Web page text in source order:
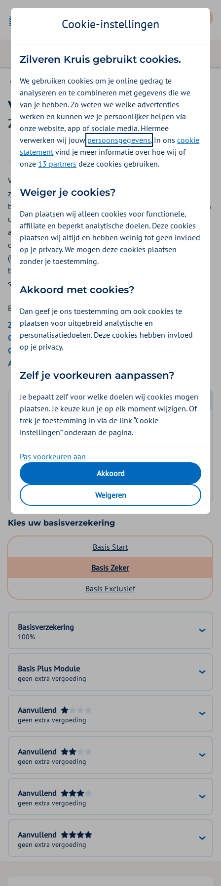
Vergoedingen
Vruchtbaarheid: OI, KI, KID, IUI
Zilveren Kruis vergoeding 2026
2025 2026
Vruchtbaarheidsbehandelingen zijn technieken om sneller
zwanger te worden. Er zijn verschillende soorten
behandelingen. Bij ovulatie-inductie (OI) wekken medicijnen
uw eisprong op. Bij kunstmatige inseminatie (KI) brengt de
arts sperma van de partner in de baarmoedermond. Dit kan
ook met donorsperma (KID). Bij intra-uteriene inseminatie
(IUI) brengt de arts de beste zaadcellen diep in de
baarmoeder. Bij Zilveren Kruis krijgt u een vergoeding als er
sprake is van een medisch vruchtbaarheidsprobleem.
Bekijk de vergoedingen van:
ZieZo
Gemeenten Optimaal
Gemeente Amsterdam
Aon Vitaal
Log in met DigiD
Log in en bekijk welke vergoeding en voorwaarden
voor u gelden.
Geen DigiD?Vraag aan
Kies uw basisverzekering
Basis Start
Basis Zeker
Basis Exclusief
Basisverzekering
100%
Basis Plus Module
geen extra vergoeding
Aanvullend
geen extra vergoeding
Aanvullend
geen extra vergoeding
Aanvullend
geen extra vergoeding
Aanvullend
geen extra vergoeding
Cookie-instellingen
Zilveren Kruis gebruikt cookies.
We gebruiken cookies om je online gedrag te
analyseren en te combineren met gegevens die we
van je hebben. Zo weten we welke advertenties
werken en kunnen we je persoonlijker helpen via
onze website, app of sociale media. Hiermee
verwerken wij jouw persoonsgegevens. In onscookie
statementvind je meer informatie over hoe wij of
onze 13 partners deze cookies gebruiken.
Weiger je cookies?
Dan plaatsen wij alleen cookies voor functionele,
affiliate en beperkt analytische doelen. Deze cookies
plaatsen wij altijd en hebben weinig tot geen invloed
op je privacy. We mogen deze cookies plaatsen
zonder je toestemming.
Akkoord met cookies?
Dan geef je ons toestemming om ook cookies te
plaatsen voor uitgebreid analytische en
personalisatiedoelen. Deze cookies hebben invloed
op je privacy.
Zelf je voorkeuren aanpassen?
Je bepaalt zelf voor welke doelen wij cookies mogen
plaatsen. Je keuze kun je op elk moment wijzigen. Of
trek je toestemming in via de link “Cookie-
instellingen” onderaan de pagina.
Pas voorkeuren aan
Akkoord
Weigeren